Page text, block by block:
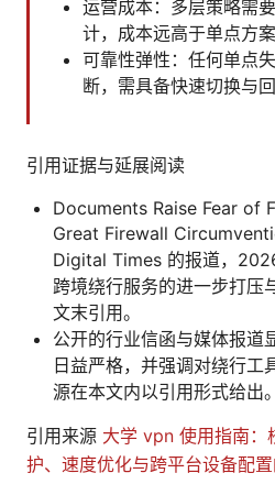
运营成本：多层策略需
计，成本远高于单点方案
可靠性弹性：任何单点
断，需具备快速切换与回
引用证据与延展阅读
Documents Raise Fear of
Great Firewall
Digital Times 的报道，
跨境绕行服务的进一步打压
文末引用。
公开的行业信函与媒体报道
日益严格，并强调对绕行工
源在本文内以引用形式给出。
引用来源 大学 vpn 使用指南：
护、速度优化与跨平台设备配